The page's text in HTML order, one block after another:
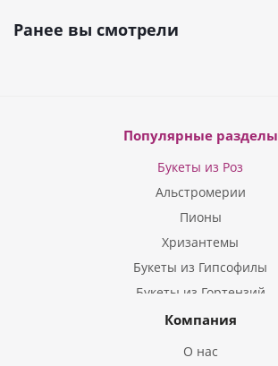
Ранее вы смотрели
Популярные разделы
Букеты из Роз
Альстромерии
Пионы
Хризантемы
Букеты из Гипсофилы
Букеты из Гортензий
Букеты из Ирисов
Компания
О нас